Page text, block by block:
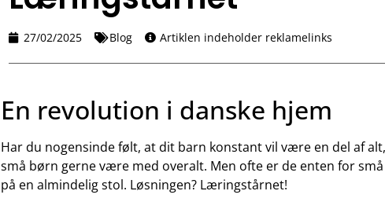
27/02/2025 Blog Artiklen indeholder reklamelinks
En revolution i danske hjem
Har du nogensinde følt, at dit barn konstant vil være en del af
små børn gerne være med overalt. Men ofte er de enten for
på en almindelig stol. Løsningen? Læringstårnet!